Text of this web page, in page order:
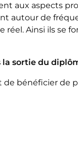
aux aspects
autour de
Ainsi ils se
la sortie du
bénéficier de